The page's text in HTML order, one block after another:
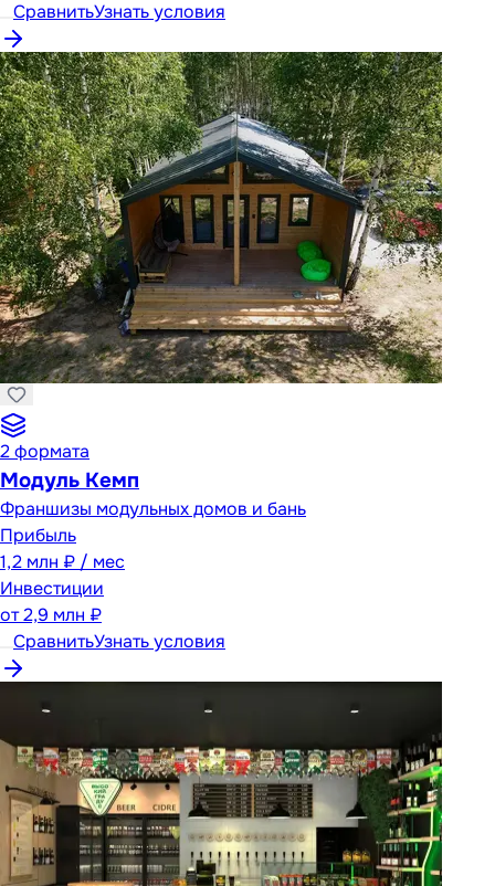
СравнитьУзнать условия
2формата
Модуль Кемп
Франшизы модульных домов и бань
Прибыль
1,2 млн ₽ / мес
Инвестиции
от2,9 млн ₽
СравнитьУзнать условия